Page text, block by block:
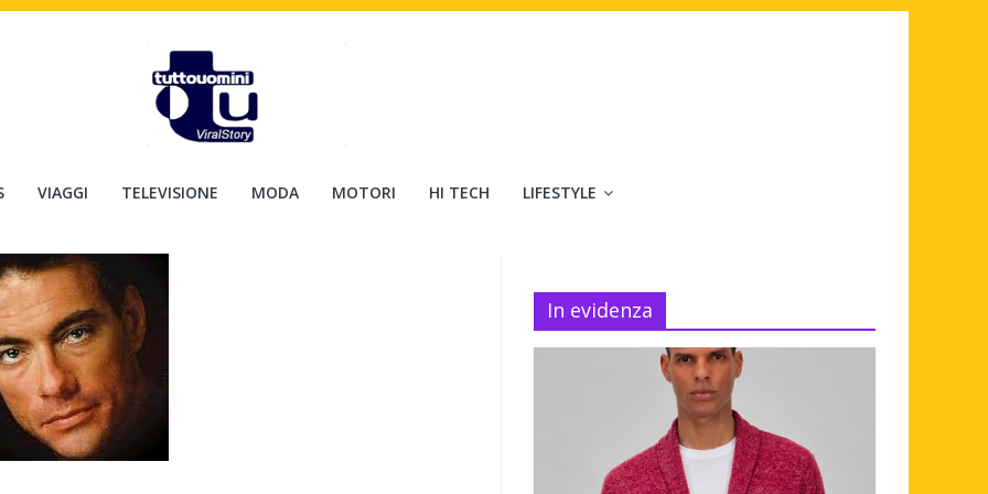
VIAGGI TELEVISIONE MODA MOTORI HI TECH LIFESTYLE
In evidenza